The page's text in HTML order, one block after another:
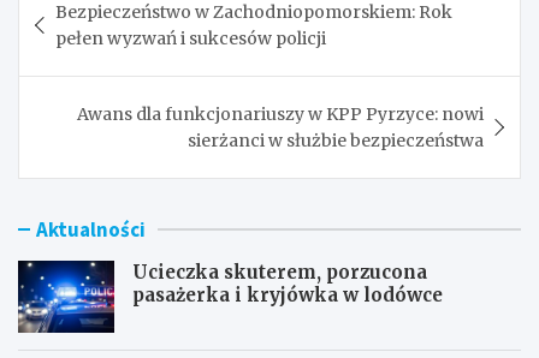
wpisu
Bezpieczeństwo w Zachodniopomorskiem: Rok
pełen wyzwań i sukcesów policji
Awans dla funkcjonariuszy w KPP Pyrzyce: nowi
sierżanci w służbie bezpieczeństwa
Aktualności
Ucieczka skuterem, porzucona
pasażerka i kryjówka w lodówce